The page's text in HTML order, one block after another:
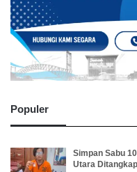
Populer
Simpan Sabu
Utara Ditangkap